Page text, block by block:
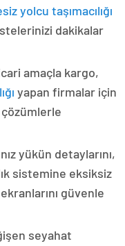
yolcu taşımacılığı
dakikalar
amaçla kargo,
yapan firmalar için
yükün detaylarını,
sistemine eksiksiz
ekranlarını güvenle
seyahat